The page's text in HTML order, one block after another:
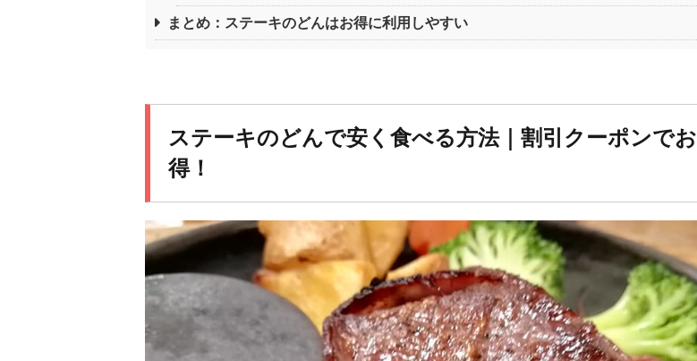
まとめ：ステーキのどんはお得に利用しやすい
ステーキのどんで安く食べる方法｜割引クーポンでお
得！